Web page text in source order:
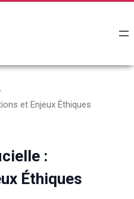
et Enjeux Éthiques
:
Éthiques